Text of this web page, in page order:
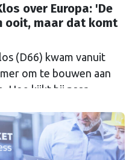
over Europa: 'De
ooit, maar dat komt
(D66) kwam vanuit
om te bouwen aan
Hoe kijkt hij naar
Brusselse én de